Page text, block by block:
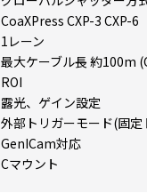
CoaXPress CXP-3 CXP-6
1レーン
最大ケーブル長 約100m
ROI
露光、ゲイン設定
外部トリガーモード(固
GenICam対応
Cマウント